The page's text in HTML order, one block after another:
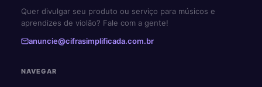
Quer divulgar seu produto ou serviço para músicos e
aprendizes de violão? Fale com a gente!
anuncie@cifrasimplificada.com.br
NAVEGAR